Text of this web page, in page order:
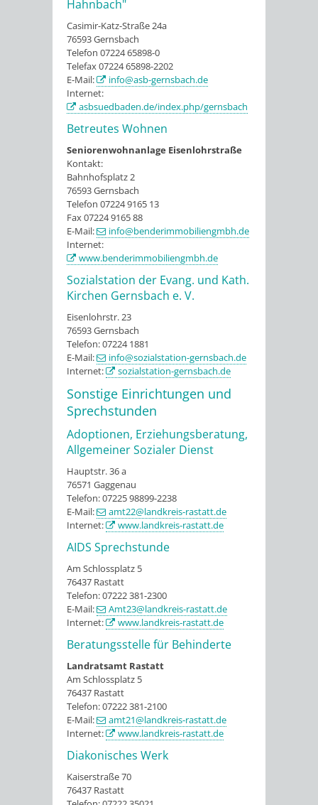
Hahnbach"
Casimir-Katz-Straße 24a
76593 Gernsbach
Telefon 07224 65898-0
Telefax 07224 65898-2202
E-Mail:
info@asb-gernsbach.de
Internet:
asbsuedbaden.de/index.php/gernsbach
Betreutes Wohnen
Seniorenwohnanlage Eisenlohrstraße
Kontakt:
Bahnhofsplatz 2
76593 Gernsbach
Telefon 07224 9165 13
Fax 07224 9165 88
E-Mail:
info@benderimmobiliengmbh.de
Internet:
www.benderimmobiliengmbh.de
Sozialstation der Evang. und Kath.
Kirchen Gernsbach e. V.
Eisenlohrstr. 23
76593 Gernsbach
Telefon: 07224 1881
E-Mail:
info@sozialstation-gernsbach.de
Internet:
sozialstation-gernsbach.de
Sonstige Einrichtungen und
Sprechstunden
Adoptionen, Erziehungsberatung,
Allgemeiner Sozialer Dienst
Hauptstr. 36 a
76571 Gaggenau
Telefon: 07225 98899-2238
E-Mail:
amt22@landkreis-rastatt.de
Internet:
www.landkreis-rastatt.de
AIDS Sprechstunde
Am Schlossplatz 5
76437 Rastatt
Telefon: 07222 381-2300
E-Mail:
Amt23@landkreis-rastatt.de
Internet:
www.landkreis-rastatt.de
Beratungsstelle für Behinderte
Landratsamt Rastatt
Am Schlossplatz 5
76437 Rastatt
Telefon: 07222 381-2100
E-Mail:
amt21@landkreis-rastatt.de
Internet:
www.landkreis-rastatt.de
Diakonisches Werk
Kaiserstraße 70
76437 Rastatt